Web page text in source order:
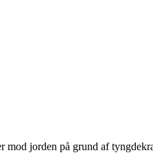
jorden på grund af